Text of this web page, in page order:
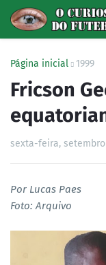
Página inicial 1999
Fricson
sexta-feira, setembro
Por Lucas Paes
Foto: Arquivo